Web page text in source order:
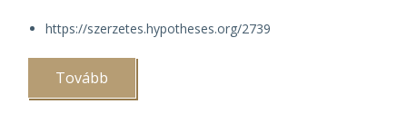
https://szerzetes.hypotheses.org/2739
Tovább
a